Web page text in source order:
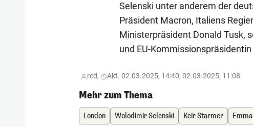
Selenski unter anderem der
Präsident Macron, Italiens
Ministerpräsident Donald Tusk,
und EU-
red, Akt. 02.03.2025, 14:40, 02.03.2025, 11:08
Mehr zum Thema
London Wolodimir Selenski Keir Starmer